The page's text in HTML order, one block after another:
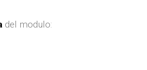
del modulo: